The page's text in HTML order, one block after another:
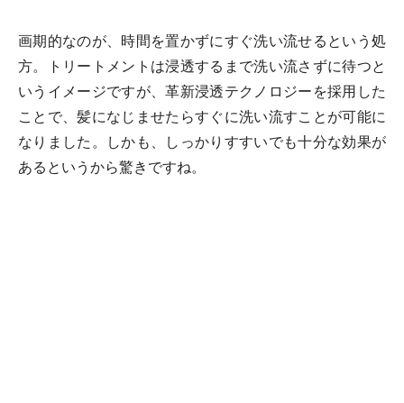
画期的なのが、時間を置かずにすぐ洗い流せるという処
方。トリートメントは浸透するまで洗い流さずに待つと
いうイメージですが、革新浸透テクノロジーを採用した
ことで、髪になじませたらすぐに洗い流すことが可能に
なりました。しかも、しっかりすすいでも十分な効果が
あるというから驚きですね。